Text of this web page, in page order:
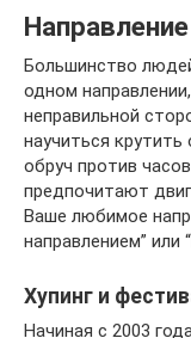
Большинство
одном
неправильной
научиться
обруч против
предпочитают
Ваше любимое
направлением” или
Хупинг и
Начиная с 2003